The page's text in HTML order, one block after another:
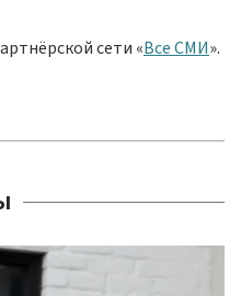
сети «Все СМИ».